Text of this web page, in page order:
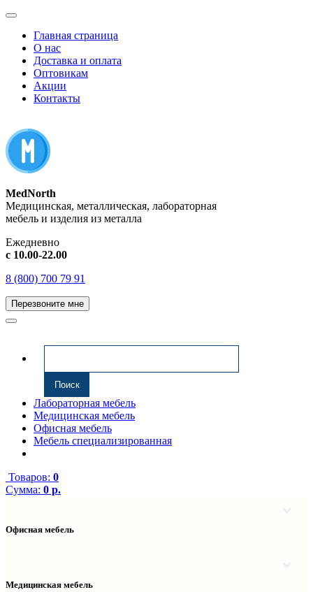
Главная страница
О нас
Доставка и оплата
Оптовикам
Акции
Контакты
MedNorth
Медицинская, металлическая, лабораторная
мебель и изделия из металла
Ежедневно
с 10.00-22.00
8 (800) 700 79 91
Перезвоните мне
Лабораторная мебель
Медицинская мебель
Офисная мебель
Мебель специализированная
Товаров: 0
Сумма: 0 р.
Офисная мебель
Надстройки
Медицинская мебель